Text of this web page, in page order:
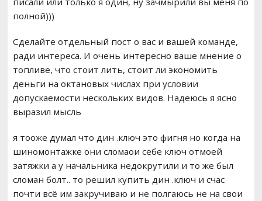
полной)))
Сделайте отдельный пост о вас и вашей команде,
ради интереса. И очень интересно ваше мнение о
топливе, что стоит лить, стоит ли экономить
деньги на октановых числах при условии
допускаемости нескольких видов. Надеюсь я ясно
выразил мысль
я тооже думал что дин .ключ это фигня но когда на
шиномонтажке они сломаои себе ключ отмоей
затяжки а у начальника недокрутили и то же был
сломан болт.. то решил купить дин .ключ и счас
почти всё им закручиваю и не полгаюсь не на свои